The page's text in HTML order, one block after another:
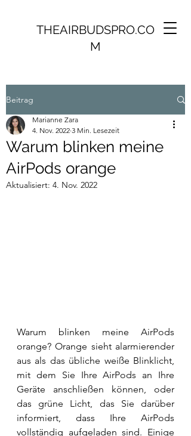
THEAIRBUDSPRO.CO
M
Beitrag
Warum blinken meine
AirPods orange
Marianne Zara
4. Nov. 2022 3 Min. Lesezeit
Aktualisiert: 4. Nov. 2022
Warum blinken meine AirPods
orange? Orange sieht alarmierender
aus als das übliche weiße Blinklicht,
mit dem Sie Ihre AirPods an Ihre
Geräte anschließen können, oder
das grüne Licht, das Sie darüber
informiert, dass Ihre AirPods
vollständig aufgeladen sind. Einige